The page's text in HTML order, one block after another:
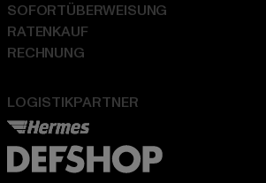
LOGISTIKPARTNER
SOFORTÜBERWEISUNG
RATENKAUF
RECHNUNG